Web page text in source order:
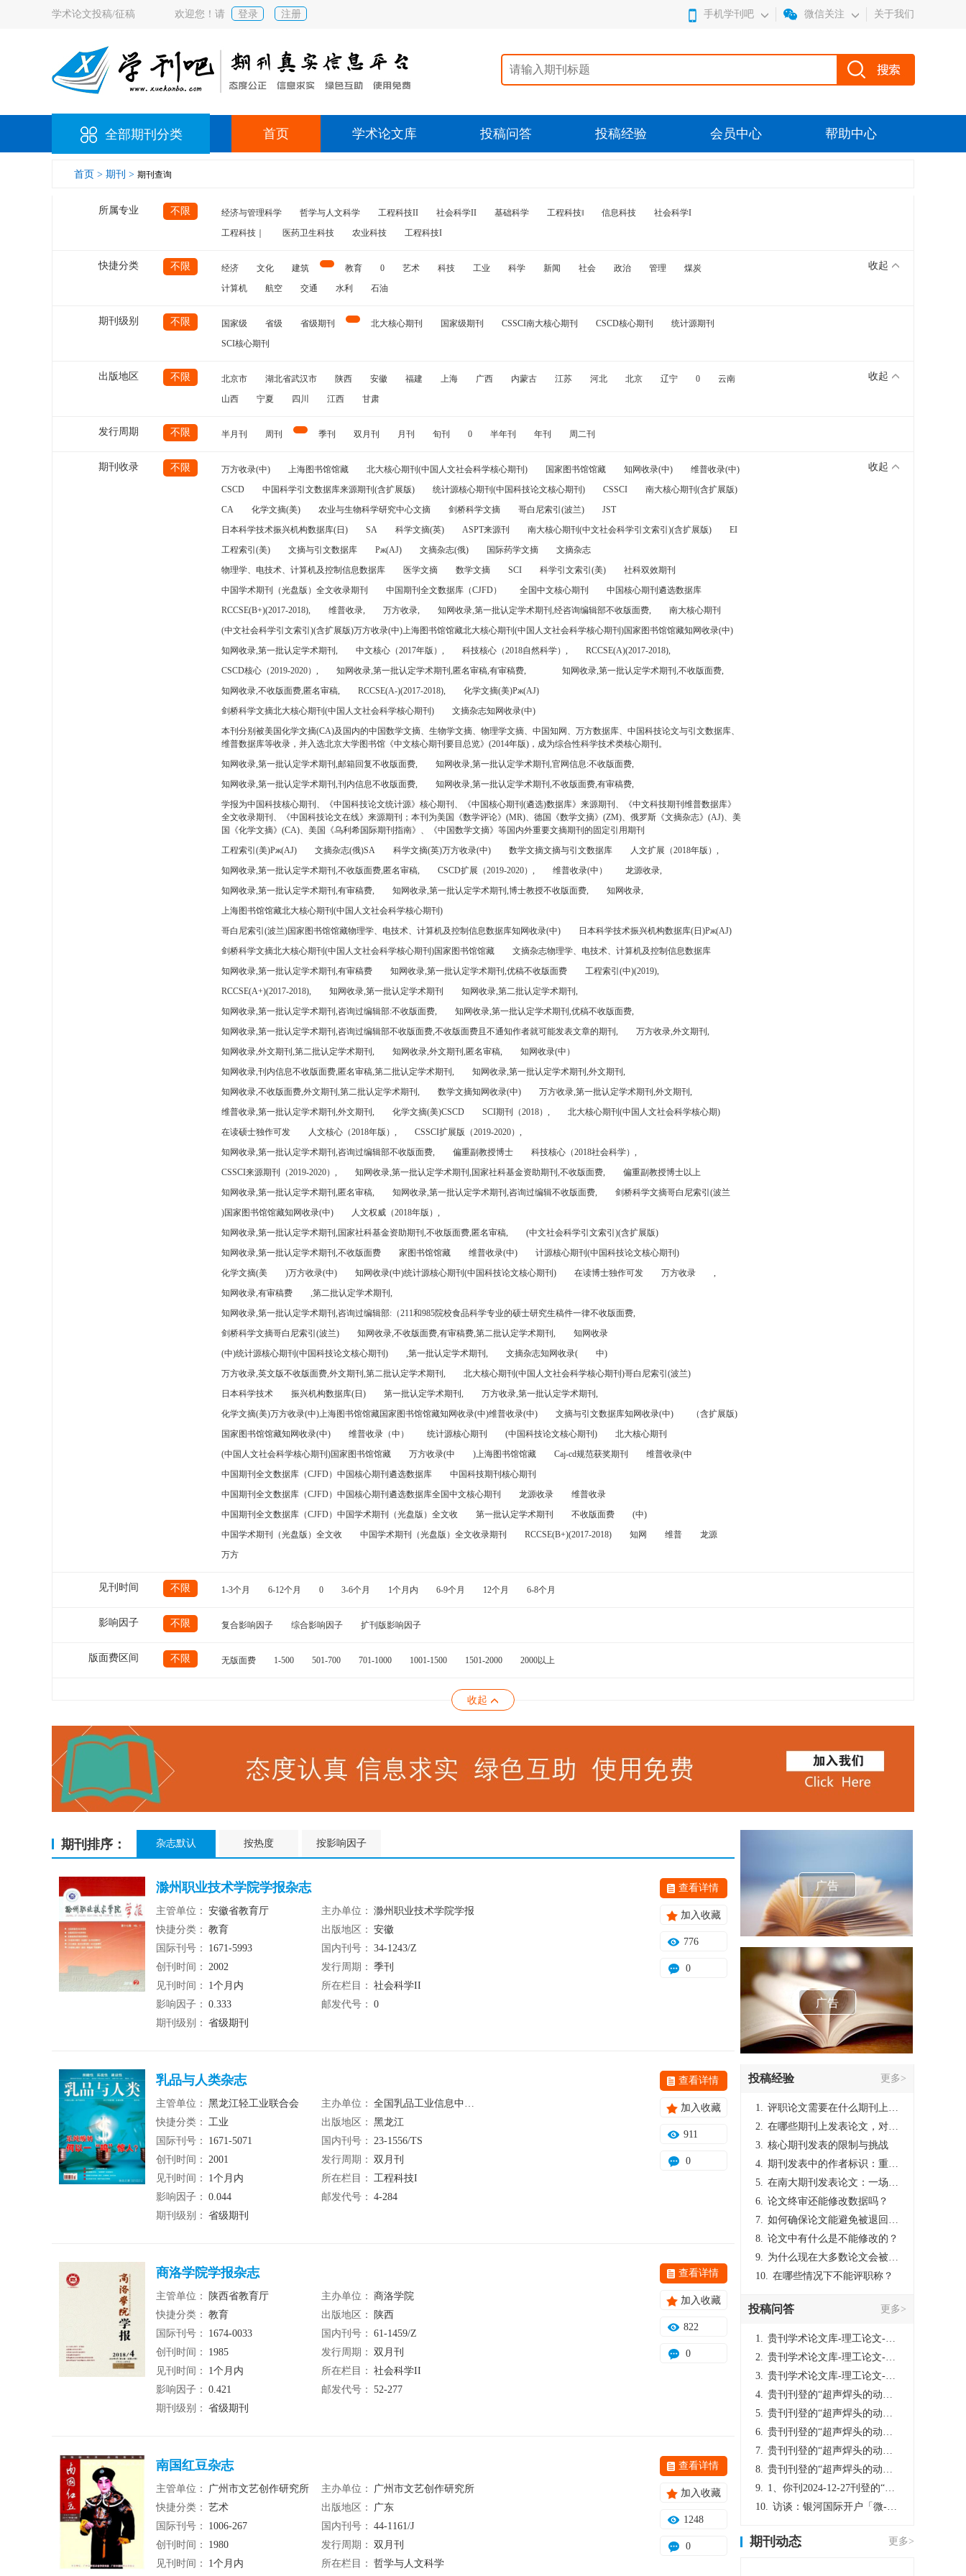
学术论文投稿/征稿 欢迎您！请 登录 注册 手机学刊吧 微信关注 关于我们
全部期刊分类 首页 学术论文库 投稿问答 投稿经验 会员中心 帮助中心
首页 > 期刊 > 期刊查询
所属专业 不限 经济与管理科学 哲学与人文科学 工程科技II 社会科学II 基础科学 工程科技‖ 信息科技
社会科学I
工程科技｜
医药卫生科技 农业科技 工程科技I
快捷分类 不限 经济 文化 建筑 教育 0 艺术 科技 工业 科学 新闻 社会 政治 管理
煤炭
计算机
航空 交通 水利 石油
收起
期刊级别 不限 国家级 省级 省级期刊 北大核心期刊 国家级期刊 CSSCI南大核心期刊 CSCD核心期刊
统计源期刊
SCI核心期刊
出版地区 不限 北京市 湖北省武汉市 陕西 安徽 福建 上海 广西 内蒙古 江苏 河北 北京 辽宁 0
云南
山西
宁夏 四川 江西 甘肃
收起
发行周期 不限 半月刊 周刊 季刊 双月刊 月刊 旬刊 0 半年刊 年刊 周二刊
期刊收录 不限 万方收录(中) 上海图书馆馆藏 北大核心期刊(中国人文社会科学核心期刊) 国家图书馆馆藏 知网收录(中)
维普收录(中)
CSCD
中国科学引文数据库来源期刊(含扩展版) 统计源核心期刊(中国科技论文核心期刊) CSSCI
南大核心期刊(含扩展版)
CA
化学文摘(美) 农业与生物科学研究中心文摘 剑桥科学文摘 哥白尼索引(波兰)
JST
日本科学技术振兴机构数据库(日)
SA 科学文摘(英) ASPT来源刊 南大核心期刊(中文社会科学引文索引)(含扩展版)
EI
工程索引(美)
文摘与引文数据库 Pж(AJ) 文摘杂志(俄) 国际药学文摘
文摘杂志
物理学、电技术、计算机及控制信息数据库
医学文摘 数学文摘 SCI 科学引文索引(美)
社科双效期刊
中国学术期刊（光盘版）全文收录期刊
中国期刊全文数据库（CJFD） 全国中文核心期刊
中国核心期刊遴选数据库
RCCSE(B+)(2017-2018),
维普收录, 万方收录, 知网收录,第一批认定学术期刊,经咨询编辑部不收版面费,
南大核心期刊
(中文社会科学引文索引)(含扩展版)万方收录(中)上海图书馆馆藏北大核心期刊(中国人文社会科学核心期刊)国家图书馆馆藏知网收录(中)
知网收录,第一批认定学术期刊,
中文核心（2017年版）, 科技核心（2018自然科学）,
RCCSE(A)(2017-2018),
CSCD核心（2019-2020）,
知网收录,第一批认定学术期刊,匿名审稿,有审稿费,
知网收录,第一批认定学术期刊,不收版面费,
知网收录,不收版面费,匿名审稿,
RCCSE(A-)(2017-2018),
化学文摘(美)Pж(AJ)
剑桥科学文摘北大核心期刊(中国人文社会科学核心期刊)
文摘杂志知网收录(中)
本刊分别被美国化学文摘(CA)及国内的中国数学文摘、生物学文摘、物理学文摘、中国知网、万方数据库、中国科技论文与引文数据库、
维普数据库等收录，并入选北京大学图书馆《中文核心期刊要目总览》(2014年版)，成为综合性科学技术类核心期刊。
知网收录,第一批认定学术期刊,邮箱回复不收版面费,
知网收录,第一批认定学术期刊,官网信息:不收版面费,
知网收录,第一批认定学术期刊,刊内信息不收版面费,
知网收录,第一批认定学术期刊,不收版面费,有审稿费,
学报为中国科技核心期刊、《中国科技论文统计源》核心期刊、《中国核心期刊(遴选)数据库》来源期刊、《中文科技期刊维普数据库》
全文收录期刊、《中国科技论文在线》来源期刊；本刊为美国《数学评论》(MR)、德国《数学文摘》(ZM)、俄罗斯《文摘杂志》(AJ)、美
国《化学文摘》(CA)、美国《乌利希国际期刊指南》、《中国数学文摘》等国内外重要文摘期刊的固定引用期刊
工程索引(美)Pж(AJ)
文摘杂志(俄)SA 科学文摘(英)万方收录(中) 数学文摘文摘与引文数据库
人文扩展（2018年版）,
知网收录,第一批认定学术期刊,不收版面费,匿名审稿,
CSCD扩展（2019-2020）, 维普收录(中）
龙源收录,
知网收录,第一批认定学术期刊,有审稿费,
知网收录,第一批认定学术期刊,博士教授不收版面费,
知网收录,
上海图书馆馆藏北大核心期刊(中国人文社会科学核心期刊)
哥白尼索引(波兰)国家图书馆馆藏物理学、电技术、计算机及控制信息数据库知网收录(中)
日本科学技术振兴机构数据库(日)Pж(AJ)
剑桥科学文摘北大核心期刊(中国人文社会科学核心期刊)国家图书馆馆藏
文摘杂志物理学、电技术、计算机及控制信息数据库
知网收录,第一批认定学术期刊,有审稿费
知网收录,第一批认定学术期刊,优稿不收版面费
工程索引(中)(2019),
RCCSE(A+)(2017-2018),
知网收录,第一批认定学术期刊
知网收录,第二批认定学术期刊,
知网收录,第一批认定学术期刊,咨询过编辑部:不收版面费,
知网收录,第一批认定学术期刊,优稿不收版面费,
知网收录,第一批认定学术期刊,咨询过编辑部不收版面费,不收版面费且不通知作者就可能发表文章的期刊,
万方收录,外文期刊,
知网收录,外文期刊,第二批认定学术期刊,
知网收录,外文期刊,匿名审稿,
知网收录(中）
知网收录,刊内信息不收版面费,匿名审稿,第二批认定学术期刊,
知网收录,第一批认定学术期刊,外文期刊,
知网收录,不收版面费,外文期刊,第二批认定学术期刊,
数学文摘知网收录(中)
万方收录,第一批认定学术期刊,外文期刊,
维普收录,第一批认定学术期刊,外文期刊,
化学文摘(美)CSCD SCI期刊（2018）,
北大核心期刊(中国人文社会科学核心期)
在读硕士独作可发
人文核心（2018年版）,
CSSCI扩展版（2019-2020）,
知网收录,第一批认定学术期刊,咨询过编辑部不收版面费,
偏重副教授博士
科技核心（2018社会科学）,
CSSCI来源期刊（2019-2020）,
知网收录,第一批认定学术期刊,国家社科基金资助期刊,不收版面费,
偏重副教授博士以上
知网收录,第一批认定学术期刊,匿名审稿,
知网收录,第一批认定学术期刊,咨询过编辑不收版面费,
剑桥科学文摘哥白尼索引(波兰
)国家图书馆馆藏知网收录(中)
人文权威（2018年版）,
知网收录,第一批认定学术期刊,国家社科基金资助期刊,不收版面费,匿名审稿,
(中文社会科学引文索引)(含扩展版)
知网收录,第一批认定学术期刊,不收版面费
家图书馆馆藏 维普收录(中)
计源核心期刊(中国科技论文核心期刊)
化学文摘(美
)万方收录(中) 知网收录(中)统计源核心期刊(中国科技论文核心期刊) 在读博士独作可发 万方收录
,
知网收录,有审稿费
,第二批认定学术期刊,
知网收录,第一批认定学术期刊,咨询过编辑部:（211和985院校食品科学专业的硕士研究生稿件一律不收版面费,
剑桥科学文摘哥白尼索引(波兰)
知网收录,不收版面费,有审稿费,第二批认定学术期刊,
知网收录
(中)统计源核心期刊(中国科技论文核心期刊)
,第一批认定学术期刊, 文摘杂志知网收录(
中)
万方收录,英文版不收版面费,外文期刊,第二批认定学术期刊,
北大核心期刊(中国人文社会科学核心期刊)哥白尼索引(波兰)
日本科学技术
振兴机构数据库(日) 第一批认定学术期刊,
万方收录,第一批认定学术期刊,
化学文摘(美)万方收录(中)上海图书馆馆藏国家图书馆馆藏知网收录(中)维普收录(中)
文摘与引文数据库知网收录(中)
（含扩展版)
国家图书馆馆藏知网收录(中)
维普收录（中） 统计源核心期刊 (中国科技论文核心期刊)
北大核心期刊
(中国人文社会科学核心期刊)国家图书馆馆藏
万方收录(中 )上海图书馆馆藏 Caj-cd规范获奖期刊
维普收录(中
中国期刊全文数据库（CJFD）中国核心期刊遴选数据库
中国科技期刊核心期刊
中国期刊全文数据库（CJFD）中国核心期刊遴选数据库全国中文核心期刊
龙源收录
维普收录
中国期刊全文数据库（CJFD）中国学术期刊（光盘版）全文收
第一批认定学术期刊 不收版面费
(中)
中国学术期刊（光盘版）全文收
中国学术期刊（光盘版）全文收录期刊 RCCSE(B+)(2017-2018) 知网 维普
龙源
万方
收起
见刊时间 不限 1-3个月 6-12个月 0 3-6个月 1个月内 6-9个月 12个月 6-8个月
影响因子 不限 复合影响因子 综合影响因子 扩刊版影响因子
版面费区间 不限 无版面费 1-500 501-700 701-1000 1001-1500 1501-2000 2000以上
收起
期刊排序： 杂志默认 按热度 按影响因子
滁州职业技术学院学报杂志
主管单位： 安徽省教育厅 主办单位： 滁州职业技术学院学报
快捷分类： 教育 出版地区： 安徽
国际刊号：
1671-5993 国内刊号： 34-1243/Z
创刊时间： 2002 发行周期： 季刊
见刊时间：
1个月内 所在栏目： 社会科学II
影响因子： 0.333 邮发代号： 0
期刊级别： 省级期刊
查看详情
加入收藏
776
0
乳品与人类杂志
主管单位： 黑龙江轻工业联合会 主办单位： 全国乳品工业信息中心;黑龙江省乳品工业技术开发中心
快捷分类： 工业 出版地区： 黑龙江
国际刊号：
1671-5071 国内刊号： 23-1556/TS
创刊时间： 2001 发行周期： 双月刊
见刊时间：
1个月内 所在栏目： 工程科技I
影响因子： 0.044 邮发代号： 4-284
期刊级别： 省级期刊
查看详情
加入收藏
911
0
商洛学院学报杂志
主管单位： 陕西省教育厅 主办单位： 商洛学院
快捷分类： 教育 出版地区：
陕西
国际刊号：
1674-0033 国内刊号： 61-1459/Z
创刊时间：
1985 发行周期： 双月刊
见刊时间：
1个月内 所在栏目： 社会科学II
影响因子： 0.421 邮发代号： 52-277
期刊级别： 省级期刊
查看详情
加入收藏
822
0
南国红豆杂志
主管单位： 广州市文艺创作研究所 主办单位：
广州市文艺创作研究所
快捷分类： 艺术 出版地区：
广东
国际刊号：
1006-267 国内刊号： 44-1161/J
创刊时间：
1980 发行周期： 双月刊
见刊时间：
1个月内 所在栏目： 哲学与人文科学
查看详情
加入收藏
1248
0
广告
广告
投稿经验 更多>
1. 评职论文需要在什么期刊上发表？
2. 在哪些期刊上发表论文，对考研有优势？
3. 核心期刊发表的限制与挑战
4. 期刊发表中的作者标识：重要性与实践
5. 在南大期刊发表论文：一场知识探索与学术成就的旅程
6. 论文终审还能修改数据吗？
7. 如何确保论文能避免被退回：关键条件与策略
8. 论文中有什么是不能修改的？
9. 为什么现在大多数论文会被评判为AI撰写？（深度剖析查重机制下的困境与出路）
10. 在哪些情况下不能评职称？
投稿问答 更多>
1. 贵刊学术论文库-理工论文-第16页刊登的“超声焊头的动力学分析与优化设计”，作者lizhiwei，时间2024-12-27，该论文由我本人在机电工程技术2024年第10期公开发表，lizhiwei并非本人，请将文章删除，消除影响，谢谢！
2. 贵刊学术论文库-理工论文-第16页刊登的“超声焊头的动力学分析与优化设计”，作者lizhiwei，时间2024-12-27，该论文由我本人在机电工程技术2024年第10期公开发表，lizhiwei并非本人，请将文章删除，消除影响，谢谢！
3. 贵刊学术论文库-理工论文-第16页刊登的“超声焊头的动力学分析与优化设计”，作者lizhiwei，时间2024-12-27，该论文由我本人在机电工程技术2024年第10期公开发表，lizhiwei并非本人，请将文章删除，消除影响，谢谢！
4. 贵刊刊登的“超声焊头的动力学分析与优化设计”，作者lizhiwei，时间2024-12-27，该论文由我本人在机电工程技术2024年第10期公开发表，lizhiwei并非本人，请将文章删除，消除影响，谢谢！
5. 贵刊刊登的“超声焊头的动力学分析与优化设计”，作者lizhiwei，时间2024-12-27，该论文由我本人在机电工程技术2024年第10期公开发表，lizhiwei并非本人，请将文章删除，消除影响，谢谢！
6. 贵刊刊登的“超声焊头的动力学分析与优化设计”，作者lizhiwei，时间2024-12-27，该论文由我本人在机电工程技术2024年第10期公开发表，lizhiwei并非本人，请将文章删除，消除影响，谢谢！
7. 贵刊刊登的“超声焊头的动力学分析与优化设计”，作者lizhiwei，时间2024-12-27，该论文由我本人在机电工程技术2024年第10期公开发表，lizhiwei并非本人，请将文章删除，消除影响，谢谢！
8. 贵刊刊登的“超声焊头的动力学分析与优化设计”，作者lizhiwei，时间2024-12-27，该论文由我本人在机电工程技术2024年第10期公开发表，lizhiwei并非本人，请将文章删除，消除影响，谢谢！
9. 1、你刊2024-12-27刊登的“超声焊头的动力学分析与优化设计论文”，是由我本人在“机电工程技术”，在2024年第10期公开发表的，而本刊转载“lizhiwei”非本人操作，请尽快将其删除，消除不良影响。
10. 访谈：银河国际开户「微-97905670-信」上分客服开户电话在线注册现场经理。机械文明荒野生存游戏《荒野起源》超新星测试将于12月18日上午10点正式开启!本次测试资格已陆续发放!各位拓荒者们准备好了么。
期刊动态 更多>